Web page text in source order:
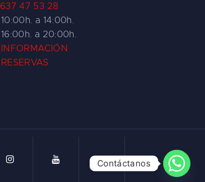
637 47 53 28
10:00h. a 14:00h.
16:00h. a 20:00h.
INFORMACIÓN
RESERVAS
Contáctanos